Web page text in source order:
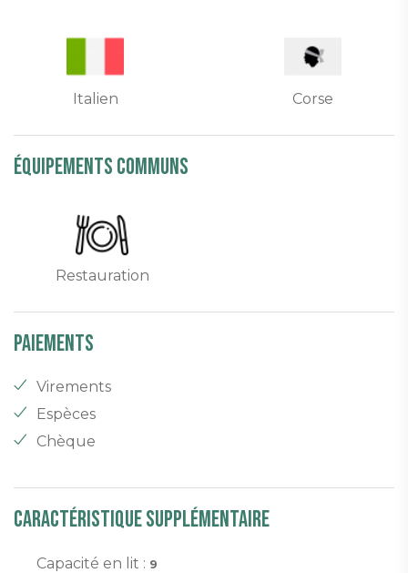
Italien Corse
équipements communs
Restauration
Paiements
Virements
Espèces
Chèque
Caractéristique supplémentaire
Capacité en lit : 9